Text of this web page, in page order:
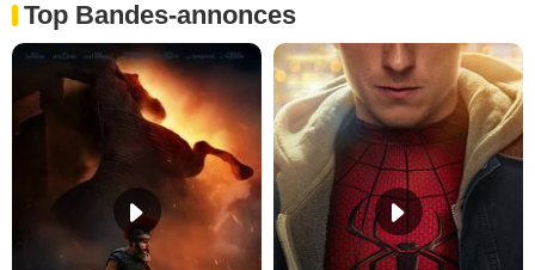
Top Bandes-annonces